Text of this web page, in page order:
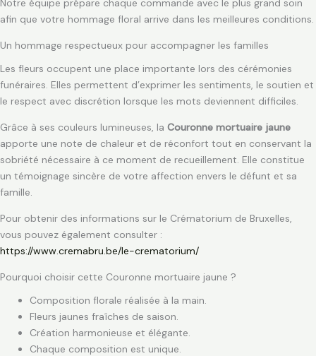
Notre équipe prépare chaque commande avec le plus grand soin
afin que votre hommage floral arrive dans les meilleures conditions.
Un hommage respectueux pour accompagner les familles
Les fleurs occupent une place importante lors des cérémonies
funéraires. Elles permettent d’exprimer les sentiments, le soutien et
le respect avec discrétion lorsque les mots deviennent difficiles.
Grâce à ses couleurs lumineuses, la Couronne mortuaire jaune
apporte une note de chaleur et de réconfort tout en conservant la
sobriété nécessaire à ce moment de recueillement. Elle constitue
un témoignage sincère de votre affection envers le défunt et sa
famille.
Pour obtenir des informations sur le Crématorium de Bruxelles,
vous pouvez également consulter :
https://www.cremabru.be/le-crematorium/
Pourquoi choisir cette Couronne mortuaire jaune ?
Composition florale réalisée à la main.
Fleurs jaunes fraîches de saison.
Création harmonieuse et élégante.
Chaque composition est unique.